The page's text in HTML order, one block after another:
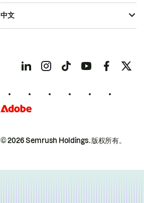
© 2026 Semrush Holdings.版权所有。
中文